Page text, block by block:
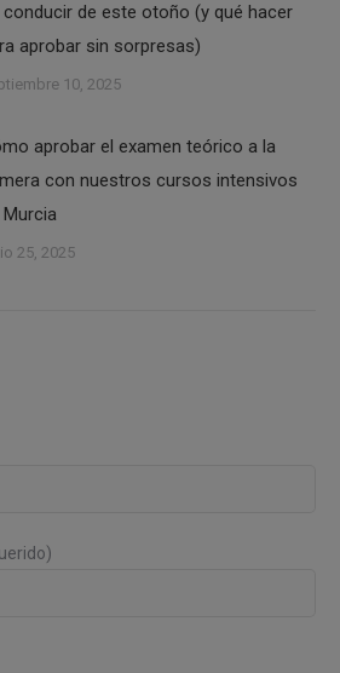
conducir de este otoño (y qué hacer
aprobar sin sorpresas)
10, 2025
aprobar el examen teórico a la
con nuestros cursos intensivos
Murcia
25, 2025